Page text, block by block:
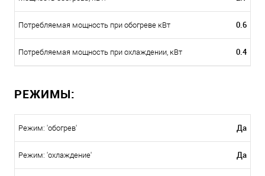
Потребляемая мощность при обогреве кВт 0.6
Потребляемая мощность при охлаждении, кВт 0.4
РЕЖИМЫ:
Режим: 'обогрев' Да
Режим: 'охлаждение' Да